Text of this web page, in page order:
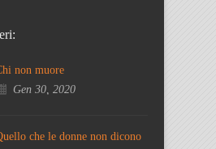
non muore
Gen 30, 2020
che le donne non dicono